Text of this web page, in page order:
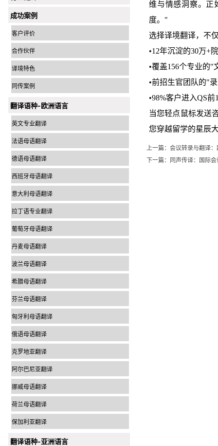
成功案例
客户评价
合作伙伴
译境特色
同传案例
翻译语种-欧洲语言
英文专业翻译
法语母语翻译
德语母语翻译
西班牙母语翻译
意大利母语翻译
拉丁语专业翻译
葡萄牙母语翻译
丹麦母语翻译
波兰母语翻译
希腊母语翻译
芬兰母语翻译
匈牙利母语翻译
俄语母语翻译
克罗地亚翻译
阿尔巴尼亚翻译
挪威母语翻译
荷兰母语翻译
保加利亚翻译
翻译语种-亚洲语言
维与情感洞察。正
度。"
选择译境翻译，不
•12年沉淀的30万+
•覆盖156个专业的"
•前招生官团队的"
•98%客户进入QS
当您轻点鼠标发送
您穿越留学的星辰
上一篇： 会议转录与翻译
下一篇：
同声传译：国际